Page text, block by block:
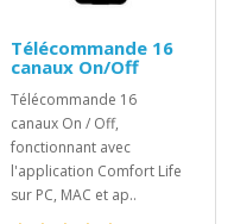
Télécommande 16
canaux On/Off
Télécommande 16
canaux On / Off,
fonctionnant avec
l'application Comfort Life
sur PC, MAC et ap..